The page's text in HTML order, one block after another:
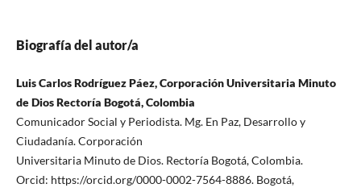
Biografía del autor/a
Luis Carlos Rodríguez Páez, Corporación Universitaria Minuto
de Dios Rectoría Bogotá, Colombia
Comunicador Social y Periodista. Mg. En Paz, Desarrollo y
Ciudadanía. Corporación
Universitaria Minuto de Dios. Rectoría Bogotá, Colombia.
Orcid: https://orcid.org/0000-0002-7564-8886. Bogotá,